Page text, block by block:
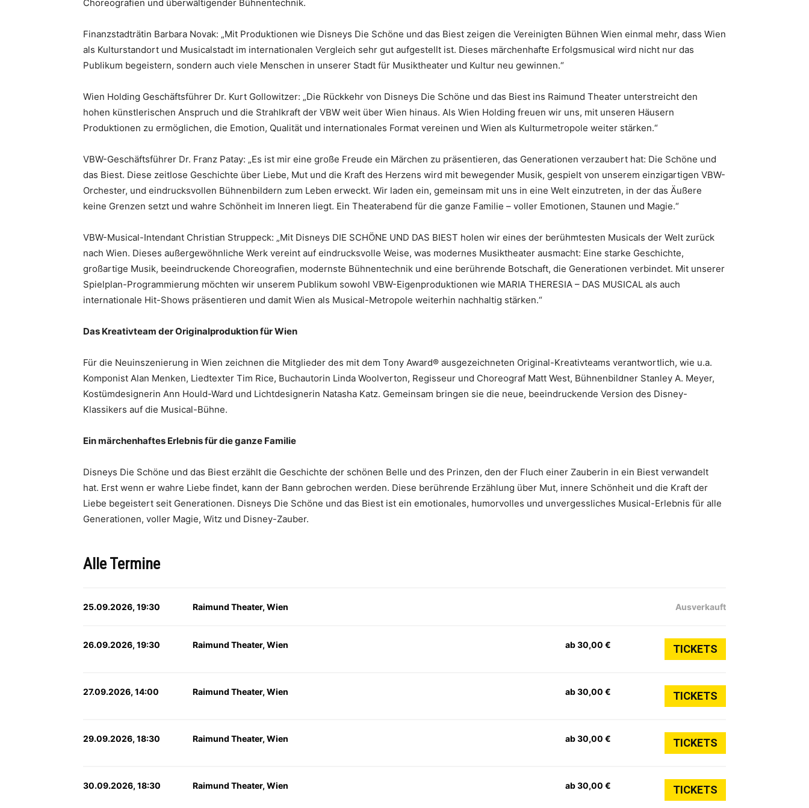
Choreografien und überwältigender Bühnentechnik.
Finanzstadträtin Barbara Novak: „Mit Produktionen wie Disneys Die Schöne und das Biest zeigen die Vereinigten Bühnen Wien einmal mehr, dass Wien
als Kulturstandort und Musicalstadt im internationalen Vergleich sehr gut aufgestellt ist. Dieses märchenhafte Erfolgsmusical wird nicht nur das
Publikum begeistern, sondern auch viele Menschen in unserer Stadt für Musiktheater und Kultur neu gewinnen.“
Wien Holding Geschäftsführer Dr. Kurt Gollowitzer: „Die Rückkehr von Disneys Die Schöne und das Biest ins Raimund Theater unterstreicht den
hohen künstlerischen Anspruch und die Strahlkraft der VBW weit über Wien hinaus. Als Wien Holding freuen wir uns, mit unseren Häusern
Produktionen zu ermöglichen, die Emotion, Qualität und internationales Format vereinen und Wien als Kulturmetropole weiter stärken.“
VBW-Geschäftsführer Dr. Franz Patay: „Es ist mir eine große Freude ein Märchen zu präsentieren, das Generationen verzaubert hat: Die Schöne und
das Biest. Diese zeitlose Geschichte über Liebe, Mut und die Kraft des Herzens wird mit bewegender Musik, gespielt von unserem einzigartigen VBW-
Orchester, und eindrucksvollen Bühnenbildern zum Leben erweckt. Wir laden ein, gemeinsam mit uns in eine Welt einzutreten, in der das Äußere
keine Grenzen setzt und wahre Schönheit im Inneren liegt. Ein Theaterabend für die ganze Familie – voller Emotionen, Staunen und Magie.“
VBW-Musical-Intendant Christian Struppeck: „Mit Disneys DIE SCHÖNE UND DAS BIEST holen wir eines der berühmtesten Musicals der Welt zurück
nach Wien. Dieses außergewöhnliche Werk vereint auf eindrucksvolle Weise, was modernes Musiktheater ausmacht: Eine starke Geschichte,
großartige Musik, beeindruckende Choreografien, modernste Bühnentechnik und eine berührende Botschaft, die Generationen verbindet. Mit unserer
Spielplan-Programmierung möchten wir unserem Publikum sowohl VBW-Eigenproduktionen wie MARIA THERESIA – DAS MUSICAL als auch
internationale Hit-Shows präsentieren und damit Wien als Musical-Metropole weiterhin nachhaltig stärken.“
Das Kreativteam der Originalproduktion für Wien
Für die Neuinszenierung in Wien zeichnen die Mitglieder des mit dem Tony Award® ausgezeichneten Original-Kreativteams verantwortlich, wie u.a.
Komponist Alan Menken, Liedtexter Tim Rice, Buchautorin Linda Woolverton, Regisseur und Choreograf Matt West, Bühnenbildner Stanley A. Meyer,
Kostümdesignerin Ann Hould-Ward und Lichtdesignerin Natasha Katz. Gemeinsam bringen sie die neue, beeindruckende Version des Disney-
Klassikers auf die Musical-Bühne.
Ein märchenhaftes Erlebnis für die ganze Familie
Disneys Die Schöne und das Biest erzählt die Geschichte der schönen Belle und des Prinzen, den der Fluch einer Zauberin in ein Biest verwandelt
hat. Erst wenn er wahre Liebe findet, kann der Bann gebrochen werden. Diese berührende Erzählung über Mut, innere Schönheit und die Kraft der
Liebe begeistert seit Generationen. Disneys Die Schöne und das Biest ist ein emotionales, humorvolles und unvergessliches Musical-Erlebnis für alle
Generationen, voller Magie, Witz und Disney-Zauber.
Alle Termine
25.09.2026, 19:30 Raimund Theater, Wien Ausverkauft
26.09.2026, 19:30 Raimund Theater, Wien ab 30,00 € TICKETS
27.09.2026, 14:00 Raimund Theater, Wien ab 30,00 € TICKETS
29.09.2026, 18:30 Raimund Theater, Wien ab 30,00 € TICKETS
30.09.2026, 18:30 Raimund Theater, Wien ab 30,00 € TICKETS